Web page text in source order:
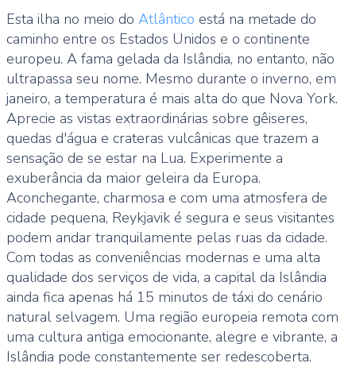
Esta ilha no meio do Atlântico está na metade do
caminho entre os Estados Unidos e o continente
europeu. A fama gelada da Islândia, no entanto, não
ultrapassa seu nome. Mesmo durante o inverno, em
janeiro, a temperatura é mais alta do que Nova York.
Aprecie as vistas extraordinárias sobre gêiseres,
quedas d'água e crateras vulcânicas que trazem a
sensação de se estar na Lua. Experimente a
exuberância da maior geleira da Europa.
Aconchegante, charmosa e com uma atmosfera de
cidade pequena, Reykjavik é segura e seus visitantes
podem andar tranquilamente pelas ruas da cidade.
Com todas as conveniências modernas e uma alta
qualidade dos serviços de vida, a capital da Islândia
ainda fica apenas há 15 minutos de táxi do cenário
natural selvagem. Uma região europeia remota com
uma cultura antiga emocionante, alegre e vibrante, a
Islândia pode constantemente ser redescoberta.